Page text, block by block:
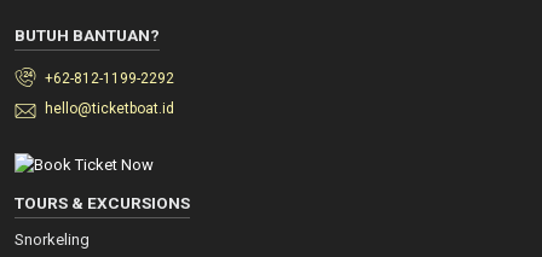
BUTUH BANTUAN?
+62-812-1199-2292
hello@ticketboat.id
TOURS & EXCURSIONS
Snorkeling